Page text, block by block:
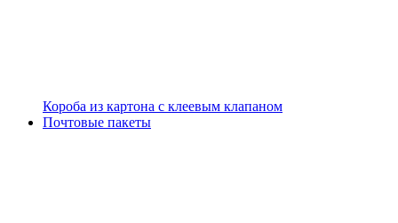
Короба из картона с клеевым клапаном
Почтовые пакеты